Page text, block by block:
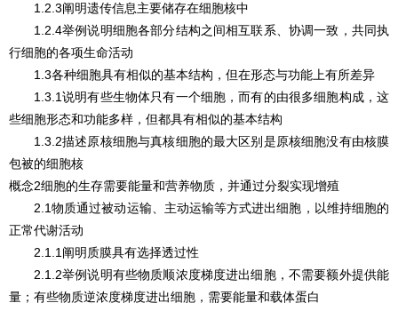
1.2.3阐明遗传信息主要储存在细胞核中
1.2.4举例说明细胞各部分结构之间相互联系、协调一致，共同执
行细胞的各项生命活动
1.3各种细胞具有相似的基本结构，但在形态与功能上有所差异
1.3.1说明有些生物体只有一个细胞，而有的由很多细胞构成，这
些细胞形态和功能多样，但都具有相似的基本结构
1.3.2描述原核细胞与真核细胞的最大区别是原核细胞没有由核膜
包被的细胞核
概念2细胞的生存需要能量和营养物质，并通过分裂实现增殖
2.1物质通过被动运输、主动运输等方式进出细胞，以维持细胞的
正常代谢活动
2.1.1阐明质膜具有选择透过性
2.1.2举例说明有些物质顺浓度梯度进出细胞，不需要额外提供能
量；有些物质逆浓度梯度进出细胞，需要能量和载体蛋白